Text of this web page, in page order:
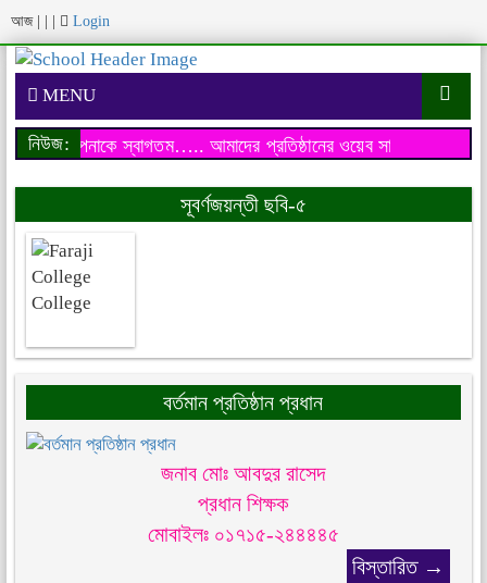
আজ Login
MENU
নিউজ: আমাদের প্রতিষ্ঠানের ওয়েব সাইটে
সাইটে আপনাকে স্বাগতম…..
সূবর্ণজয়ন্তী ছবি-৫
বর্তমান প্রতিষ্ঠান প্রধান
জনাব মোঃ আবদুর রাসেদ
প্রধান শিক্ষক
মোবাইলঃ ০১৭১৫-২৪৪৪৪৫
বিস্তারিত →